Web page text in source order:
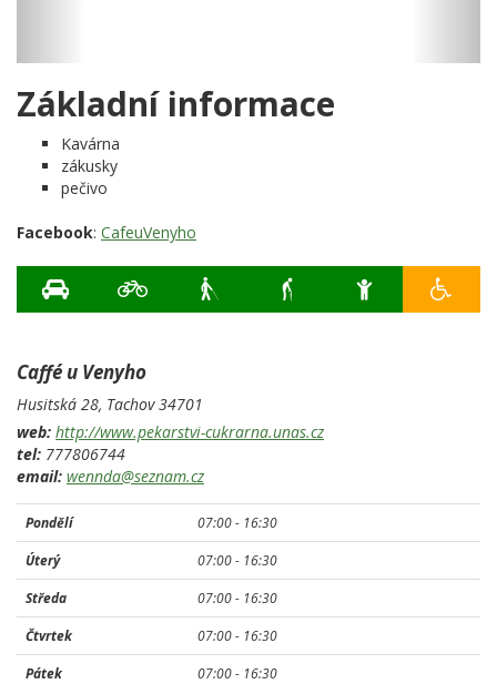
Základní informace
Kavárna
zákusky
pečivo
Facebook: CafeuVenyho
Caffé u Venyho
Husitská 28, Tachov34701
web: http://www.pekarstvi-cukrarna.unas.cz
tel: 777806744
email: wennda@seznam.cz
Pondělí 07:00 - 16:30
Úterý
07:00 - 16:30
Středa
07:00 - 16:30
Čtvrtek
07:00 - 16:30
Pátek
07:00 - 16:30